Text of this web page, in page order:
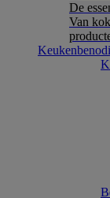
De
Van